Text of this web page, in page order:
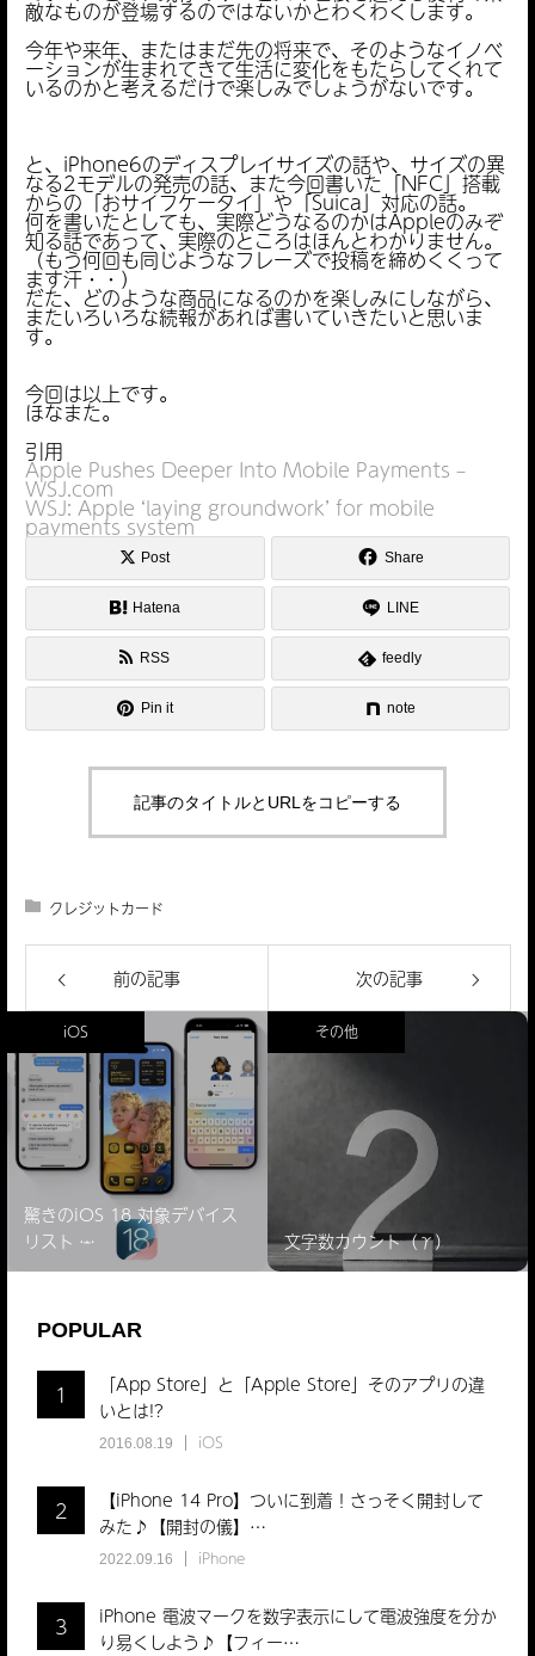
敵なものが登場するのではないかとわくわくします。
今年や来年、またはまだ先の将来で、そのようなイノベ
ーションが生まれてきて生活に変化をもたらしてくれて
いるのかと考えるだけで楽しみでしょうがないです。
と、iPhone6のディスプレイサイズの話や、サイズの異
なる2モデルの発売の話、また今回書いた「NFC」搭載
からの「おサイフケータイ」や「Suica」対応の話。
何を書いたとしても、実際どうなるのかはAppleのみぞ
知る話であって、実際のところはほんとわかりません。
（もう何回も同じようなフレーズで投稿を締めくくって
ます汗・・）
だた、どのような商品になるのかを楽しみにしながら、
またいろいろな続報があれば書いていきたいと思いま
す。
今回は以上です。
ほなまた。
引用
Apple Pushes Deeper Into Mobile Payments –
WSJ.com
WSJ: Apple ‘laying groundwork’ for mobile
payments system
Post Share
Hatena LINE
RSS feedly
Pin it note
記事のタイトルとURLをコピーする
クレジットカード
前の記事 次の記事
iOS
驚きのiOS 18 対象デバイス
リスト ̵…
その他
文字数カウント（γ）
POPULAR
1
「App Store」と「Apple Store」そのアプリの違
いとは!?
2016.08.19 iOS
2
【iPhone 14 Pro】ついに到着！さっそく開封して
みた♪【開封の儀】…
2022.09.16 iPhone
3
iPhone 電波マークを数字表示にして電波強度を分か
り易くしよう♪【フィー…